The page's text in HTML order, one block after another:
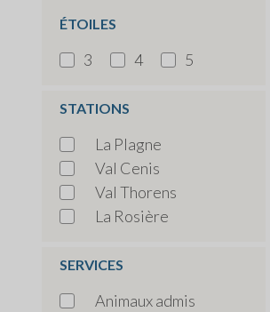
ÉTOILES
3 4 5
STATIONS
La Plagne
Val Cenis
Val Thorens
La Rosière
SERVICES
Animaux admis